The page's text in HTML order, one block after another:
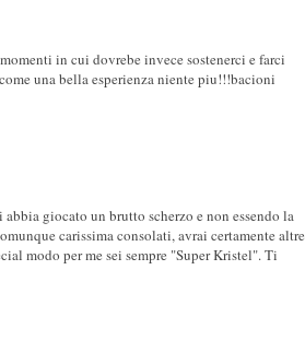
in cui dovrebe invece sostenerci e farci
una bella esperienza niente piu!!!bacioni
giocato un brutto scherzo e non essendo la
carissima consolati, avrai certamente altre
modo per me sei sempre "Super Kristel". Ti